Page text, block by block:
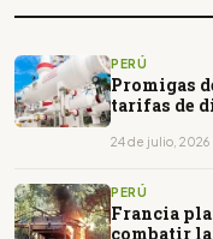
PERÚ
Promigas
tarifas de
24 de julio, 2026
PERÚ
Francia
combatir